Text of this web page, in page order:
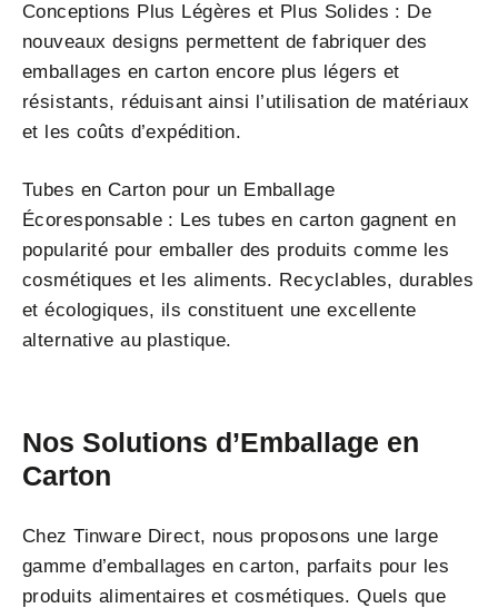
Conceptions Plus Légères et Plus Solides : De
nouveaux designs permettent de fabriquer des
emballages en carton encore plus légers et
résistants, réduisant ainsi l’utilisation de matériaux
et les coûts d’expédition.
Tubes en Carton pour un Emballage
Écoresponsable : Les tubes en carton gagnent en
popularité pour emballer des produits comme les
cosmétiques et les aliments. Recyclables, durables
et écologiques, ils constituent une excellente
alternative au plastique.
Nos Solutions d’Emballage en
Carton
Chez Tinware Direct, nous proposons une large
gamme d’emballages en carton, parfaits pour les
produits alimentaires et cosmétiques. Quels que